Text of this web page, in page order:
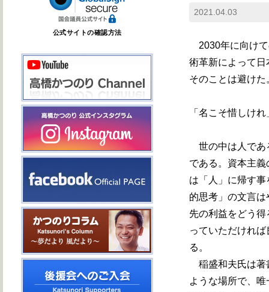
2021.04.03
2030年に向けて
術革新によって
そのことは避けた
「名こそ惜しけれ
世の中は人であ
である。資本主
は「人」に帰す
的思考」の文言
先の利益をどう
っていただけれ
る。
稲盛和夫氏は著
ような場所で、
公式サイトの確認方法